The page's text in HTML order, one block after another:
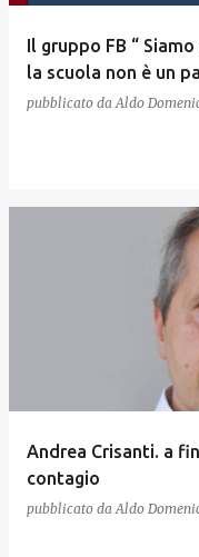
Il gruppo FB “
la scuola non è un
pubblicato da Aldo
Andrea Crisanti. a
contagio
pubblicato da Aldo